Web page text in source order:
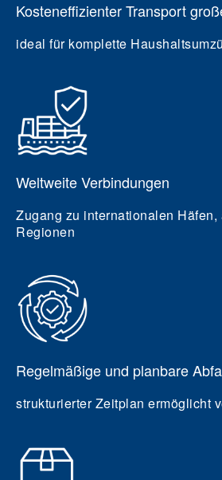
Kosteneffizienter Transport
ideal für komplette
Weltweite Verbindungen
Zugang zu internationalen
Regionen
Regelmäßige und planbare
strukturierter Zeitplan ermöglicht